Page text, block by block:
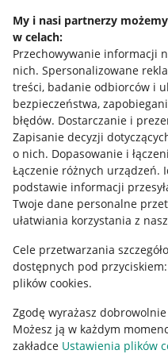
My i nasi partnerzy
w celach:
Przechowywanie informacji
nich. Spersonalizowane
treści, badanie odbiorców i
bezpieczeństwa,
błędów. Dostarczanie i
Zapisanie decyzji
o nich. Dopasowanie i
Łączenie różnych urządzeń.
podstawie informacji
Twoje dane personalne
ułatwiania korzystania z
Cele przetwarzania
dostępnych pod przyciskiem:
plików cookies.
Zgodę wyrażasz
Możesz ją w każdym
zakładce Ustawienia plików
Allegro Gadane dla
Allegro Gadane dla
Mapa miejscowości
Informacje prawne
Regulamin
Polityka plików "cookies"
Ustawienia plików "cookies"
Udostępnianie lokalizacji
Informacje dla Aktu o
Pobierz aplikację